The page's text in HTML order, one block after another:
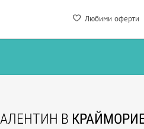
Любими оферти
В